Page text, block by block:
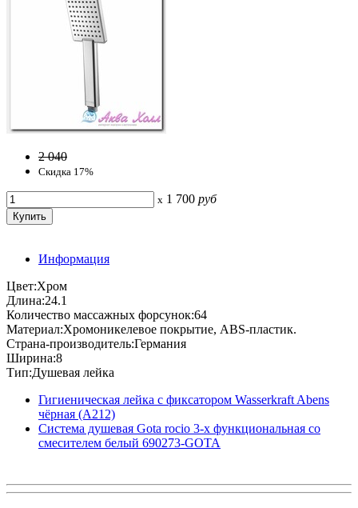
2 040
Скидка 17%
x 1 700 руб
Информация
Цвет:Хром
Длина:24.1
Количество массажных форсунок:64
Материал:Хромоникелевое покрытие, ABS-пластик.
Страна-производитель:Германия
Ширина:8
Тип:Душевая лейка
Гигиеническая лейка с фиксатором Wasserkraft Abens
чёрная (A212)
Система душевая Gota rocio 3-х функциональная со
смесителем белый 690273-GOTA